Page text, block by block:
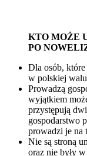
KTO MOŻE
PO
Dla osób,
w polskiej
Prowadzą
wyjątkiem
przystępują
gospodarstwo
prowadzi je na
Nie są stroną
oraz nie były